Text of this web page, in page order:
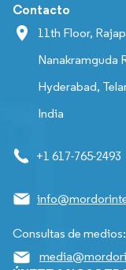
Contacto
11th Floor,
Nanakramguda
Hyderabad,
India
+1 617-765-2493
Consultas de medios: